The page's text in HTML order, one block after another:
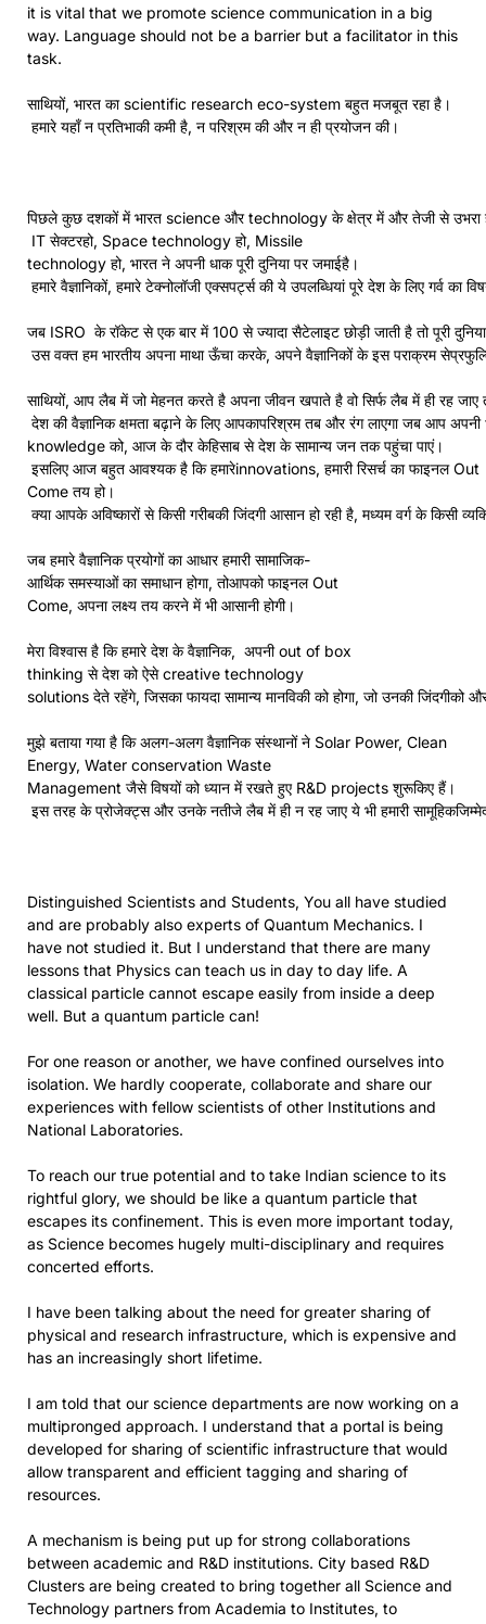
it is vital that we promote science communication in a big
way. Language should not be a barrier but a facilitator in this
task.
साथियों, भारत का scientific research eco-system बहुत मजबूत रहा है।
हमारे यहाँ न प्रतिभाकी कमी है, न परिश्रम की और न ही प्रयोजन की।
पिछले कुछ दशकों में भारत science और technology के क्षेत्र में और तेजी से उभरा
IT सेक्टरहो, Space technology हो, Missile
technology हो, भारत ने अपनी धाक पूरी दुनिया पर जमाईहै।
हमारे वैज्ञानिकों, हमारे टेक्नोलॉजी एक्सपर्ट्स की ये उपलब्धियां पूरे देश के लिए गर्व का
जब ISRO के रॉकेट से एक बार में 100 से ज्यादा सैटेलाइट छोड़ी जाती है तो पूरी
उस वक्त हम भारतीय अपना माथा ऊँचा करके, अपने वैज्ञानिकों के इस पराक्रम
साथियों, आप लैब में जो मेहनत करते है अपना जीवन खपाते है वो सिर्फ लैब में ही रह
देश की वैज्ञानिक क्षमता बढ़ाने के लिए आपकापरिश्रम तब और रंग लाएगा जब आप
knowledge को, आज के दौर केहिसाब से देश के सामान्य जन तक पहुंचा पाएं।
इसलिए आज बहुत आवश्यक है कि हमारेinnovations, हमारी रिसर्च का फाइनल Out
Come तय हो।
क्या आपके अविष्कारों से किसी गरीबकी जिंदगी आसान हो रही है, मध्यम वर्ग के किसी
जब हमारे वैज्ञानिक प्रयोगों का आधार हमारी सामाजिक-
आर्थिक समस्याओं का समाधान होगा, तोआपको फाइनल Out
Come, अपना लक्ष्य तय करने में भी आसानी होगी।
मेरा विश्वास है कि हमारे देश के वैज्ञानिक, अपनी out of box
thinking से देश को ऐसे creative technology
solutions देते रहेंगे, जिसका फायदा सामान्य मानविकी को होगा, जो उनकी जिंदगीको
मुझे बताया गया है कि अलग-अलग वैज्ञानिक संस्थानों ने Solar Power, Clean
Energy, Water conservation Waste
Management जैसे विषयों को ध्यान में रखते हुए R&D projects शुरूकिए हैं।
इस तरह के प्रोजेक्ट्स और उनके नतीजे लैब में ही न रह जाए ये भी हमारी
Distinguished Scientists and Students, You all have studied
and are probably also experts of Quantum Mechanics. I
have not studied it. But I understand that there are many
lessons that Physics can teach us in day to day life. A
classical particle cannot escape easily from inside a deep
well. But a quantum particle can!
For one reason or another, we have confined ourselves into
isolation. We hardly cooperate, collaborate and share our
experiences with fellow scientists of other Institutions and
National Laboratories.
To reach our true potential and to take Indian science to its
rightful glory, we should be like a quantum particle that
escapes its confinement. This is even more important today,
as Science becomes hugely multi-disciplinary and requires
concerted efforts.
I have been talking about the need for greater sharing of
physical and research infrastructure, which is expensive and
has an increasingly short lifetime.
I am told that our science departments are now working on a
multipronged approach. I understand that a portal is being
developed for sharing of scientific infrastructure that would
allow transparent and efficient tagging and sharing of
resources.
A mechanism is being put up for strong collaborations
between academic and R&D institutions. City based R&D
Clusters are being created to bring together all Science and
Technology partners from Academia to Institutes, to